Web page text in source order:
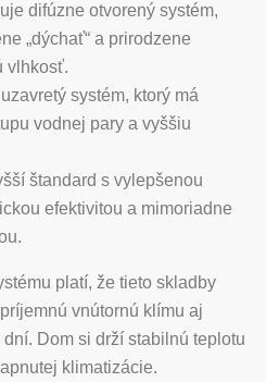
difúzne otvorený systém,
„dýchať“ a prirodzene
vlhkosť.
systém, ktorý má
vodnej pary a vyššiu
štandard s vylepšenou
efektivitou a mimoriadne
platí, že tieto skladby
vnútornú klímu aj
Dom si drží stabilnú teplotu
klimatizácie.